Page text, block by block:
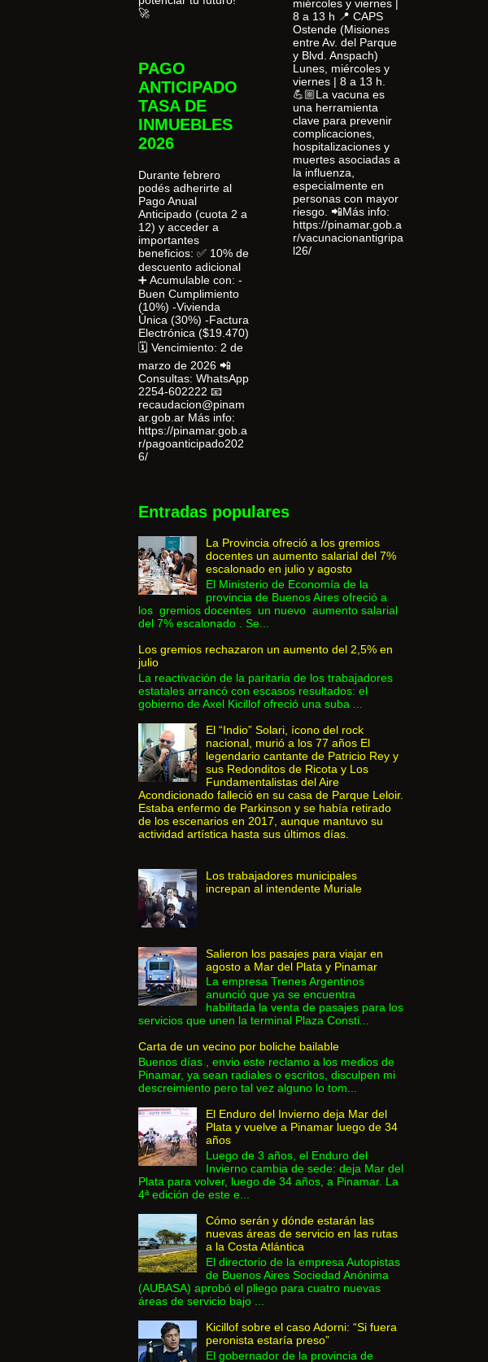
🚀
PAGO
ANTICIPADO
TASA DE
INMUEBLES
2026
Durante febrero
podés adherirte al
Pago Anual
Anticipado (cuota 2 a
12) y acceder a
importantes
beneficios: ✅ 10% de
descuento adicional
➕ Acumulable con: -
Buen Cumplimiento
(10%) -Vivienda
Única (30%) -Factura
Electrónica ($19.470)
🗓 Vencimiento: 2 de
marzo de 2026 📲
Consultas: WhatsApp
2254-602222 📧
recaudacion@pinam
ar.gob.ar Más info:
https://pinamar.gob.a
r/pagoanticipado202
6/
miércoles y viernes |
8 a 13 h 📍 CAPS
Ostende (Misiones
entre Av. del Parque
y Blvd. Anspach)
Lunes, miércoles y
viernes | 8 a 13 h.
💪🏼La vacuna es
una herramienta
clave para prevenir
complicaciones,
hospitalizaciones y
muertes asociadas a
la influenza,
especialmente en
personas con mayor
riesgo. 📲Más info:
https://pinamar.gob.a
r/vacunacionantigripa
l26/
Entradas populares
La Provincia ofreció a los gremios
docentes un aumento salarial del 7%
escalonado en julio y agosto
El Ministerio de Economía de la
provincia de Buenos Aires ofreció a
los gremios docentes un nuevo aumento salarial
del 7% escalonado . Se...
Los gremios rechazaron un aumento del 2,5% en
julio
La reactivación de la paritaria de los trabajadores
estatales arrancó con escasos resultados: el
gobierno de Axel Kicillof ofreció una suba ...
El “Indio” Solari, ícono del rock
nacional, murió a los 77 años El
legendario cantante de Patricio Rey y
sus Redonditos de Ricota y Los
Fundamentalistas del Aire
Acondicionado falleció en su casa de Parque Leloir.
Estaba enfermo de Parkinson y se había retirado
de los escenarios en 2017, aunque mantuvo su
actividad artística hasta sus últimos días.
Los trabajadores municipales
increpan al intendente Muriale
Salieron los pasajes para viajar en
agosto a Mar del Plata y Pinamar
La empresa Trenes Argentinos
anunció que ya se encuentra
habilitada la venta de pasajes para los
servicios que unen la terminal Plaza Consti...
Carta de un vecino por boliche bailable
Buenos días , envio este reclamo a los medios de
Pinamar, ya sean radiales o escritos, disculpen mi
descreimiento pero tal vez alguno lo tom...
El Enduro del Invierno deja Mar del
Plata y vuelve a Pinamar luego de 34
años
Luego de 3 años, el Enduro del
Invierno cambia de sede: deja Mar del
Plata para volver, luego de 34 años, a Pinamar. La
4ª edición de este e...
Cómo serán y dónde estarán las
nuevas áreas de servicio en las rutas
a la Costa Atlántica
El directorio de la empresa Autopistas
de Buenos Aires Sociedad Anónima
(AUBASA) aprobó el pliego para cuatro nuevas
áreas de servicio bajo ...
Kicillof sobre el caso Adorni: “Si fuera
peronista estaría preso”
El gobernador de la provincia de